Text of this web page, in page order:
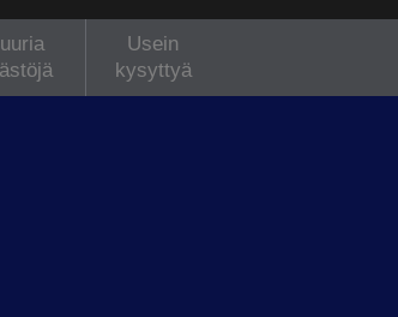
Usein
kysyttyä